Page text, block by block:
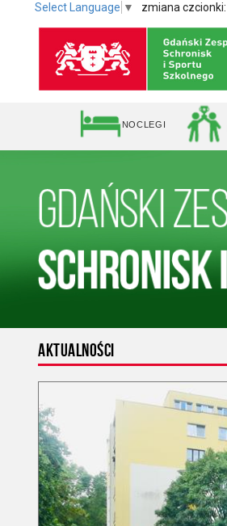
Select Language ▼ zmiana czcionki:
NOCLEGI
AKTUALNOŚCI